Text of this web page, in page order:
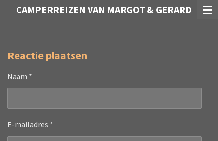
hoofdinhoud
CAMPERREIZEN VAN MARGOT & GERARD
Reactie plaatsen
Naam *
E-mailadres *